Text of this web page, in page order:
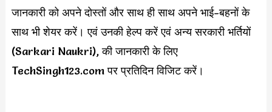
जानकारी को अपने दोस्तों और साथ ही साथ अपने भाई-बहनों के
साथ भी शेयर करें। एवं उनकी हेल्प करें एवं अन्य सरकारी भर्तियों
(Sarkari Naukri), की जानकारी के लिए
TechSingh123.com पर प्रतिदिन विजिट करें।